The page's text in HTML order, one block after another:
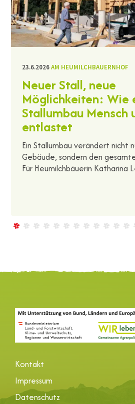
23.6.2026AM HEUMILCHBAUERNHOF
Neuer Stall, neue
Möglichkeiten: Wie
Stallumbau Mensch
entlastet
Ein Stallumbau verändert nicht
Gebäude, sondern den
Für Heumilchbäuerin
Kontakt
Impressum
Datenschutz